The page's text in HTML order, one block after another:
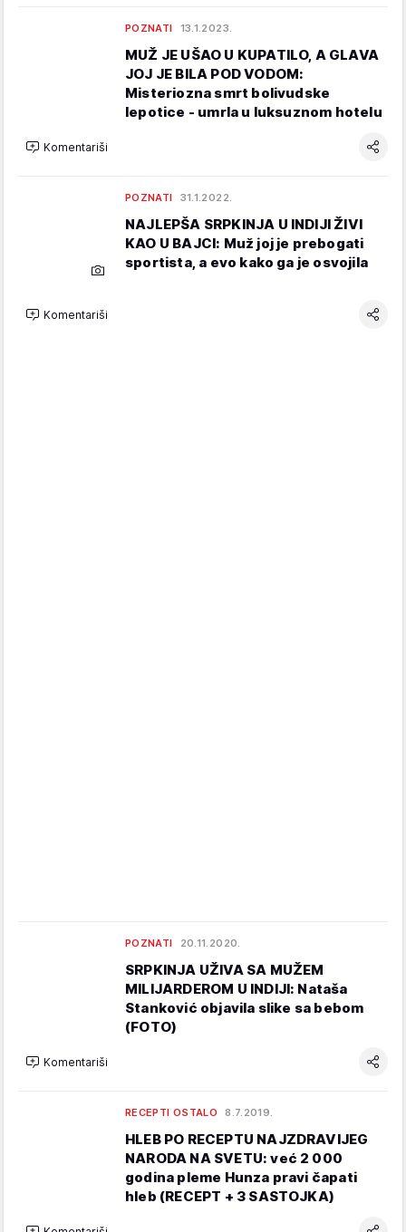
POZNATI 13.1.2023.
MUŽ JE UŠAO U KUPATILO, A GLAVA
JOJ JE BILA POD VODOM:
Misteriozna smrt bolivudske
lepotice - umrla u luksuznom hotelu
Komentariši
POZNATI 31.1.2022.
NAJLEPŠA SRPKINJA U INDIJI ŽIVI
KAO U BAJCI: Muž joj je prebogati
sportista, a evo kako ga je osvojila
Komentariši
POZNATI 20.11.2020.
SRPKINJA UŽIVA SA MUŽEM
MILIJARDEROM U INDIJI: Nataša
Stanković objavila slike sa bebom
(FOTO)
Komentariši
RECEPTI OSTALO 8.7.2019.
HLEB PO RECEPTU NAJZDRAVIJEG
NARODA NA SVETU: već 2 000
godina pleme Hunza pravi čapati
hleb (RECEPT + 3 SASTOJKA)